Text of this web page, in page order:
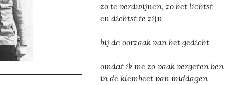
zo te verdwijnen, zo het lichtst
en dichtst te zijn
bij de oorzaak van het gedicht
omdat ik me zo vaak vergeten ben
in de klembeet van middagen